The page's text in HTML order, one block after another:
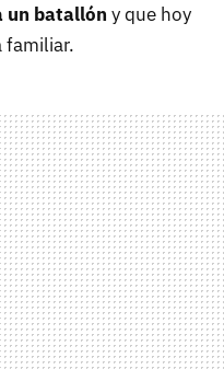
un batallón y que hoy
familiar.